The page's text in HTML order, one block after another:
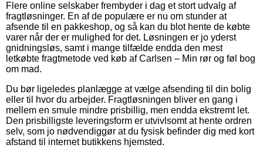
Flere online selskaber frembyder i dag et stort udvalg af
fragtløsninger. En af de populære er nu om stunder at
afsende til en pakkeshop, og så kan du blot hente de købte
varer når der er mulighed for det. Løsningen er jo yderst
gnidningsløs, samt i mange tilfælde endda den mest
letkøbte fragtmetode ved køb af Carlsen – Min rør og føl bog
om mad.
Du bør ligeledes planlægge at vælge afsending til din bolig
eller til hvor du arbejder. Fragtløsningen bliver en gang i
mellem en smule mindre prisbillig, men endda ekstremt let.
Den prisbilligste leveringsform er utvivlsomt at hente ordren
selv, som jo nødvendiggør at du fysisk befinder dig med kort
afstand til internet butikkens hjemsted.